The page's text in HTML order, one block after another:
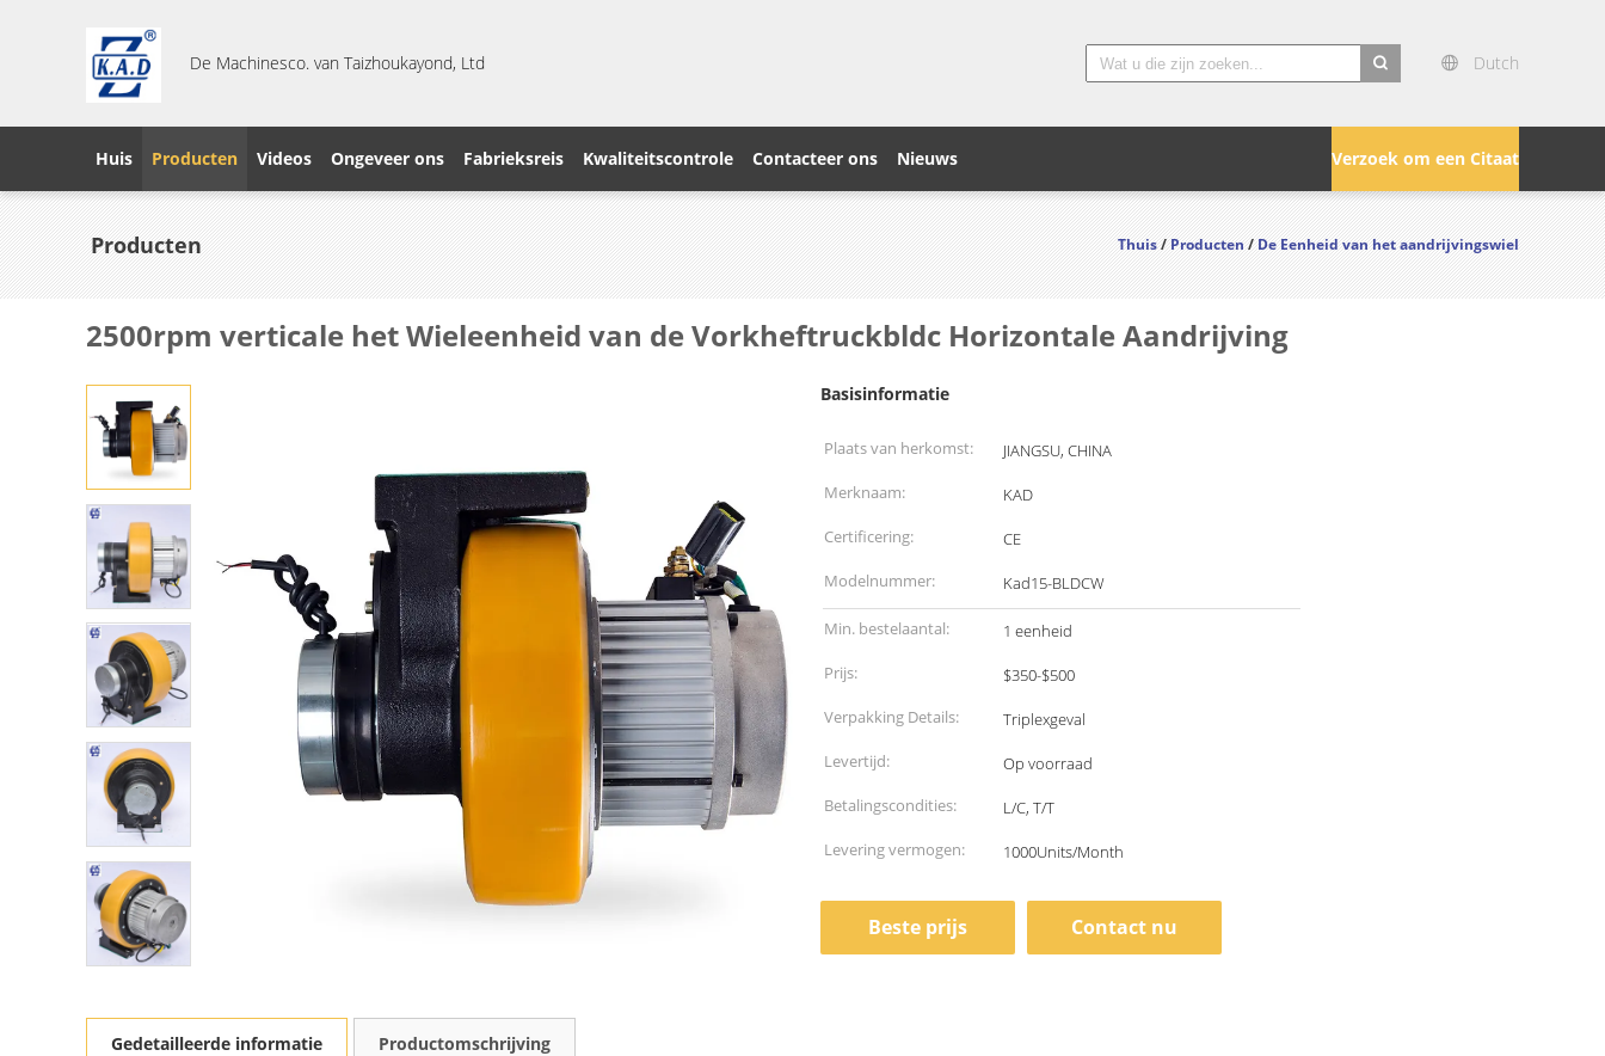
De Machinesco. van Taizhoukayond, Ltd
Dutch
Verzoek om een Citaat
Huis Producten Videos Ongeveer ons Fabrieksreis Kwaliteitscontrole Contacteer ons Nieuws
Producten Thuis/Producten/De Eenheid van het aandrijvingswiel
2500rpm verticale het Wieleenheid van de Vorkheftruckbldc Horizontale Aandrijving
Basisinformatie
Plaats van herkomst:
JIANGSU, CHINA
Merknaam:
KAD
Certificering:
CE
Modelnummer:
Kad15-BLDCW
Min. bestelaantal:
1 eenheid
Prijs:
$350-$500
Verpakking Details:
Triplexgeval
Levertijd:
Op voorraad
Betalingscondities:
L/C, T/T
Levering vermogen:
1000Units/Month
Beste prijs Contact nu
Gedetailleerde informatie Productomschrijving